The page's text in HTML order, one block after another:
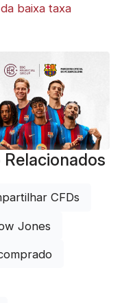
baixa taxa
CFDs
Jones